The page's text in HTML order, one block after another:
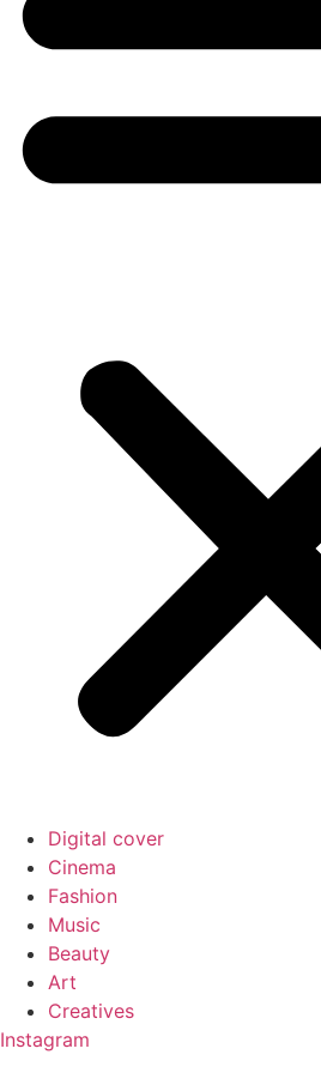
Digital cover
Cinema
Fashion
Music
Beauty
Art
Creatives
Instagram